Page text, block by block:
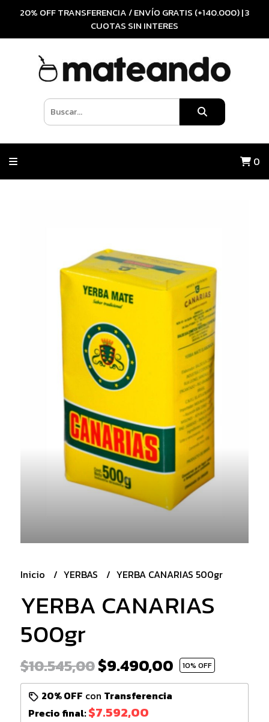
20% OFF TRANSFERENCIA / ENVÍO GRATIS (+140.000) | 3
CUOTAS SIN INTERES
0
Inicio YERBAS YERBA CANARIAS 500gr
YERBA CANARIAS
500gr
$10.545,00$9.490,00 10% OFF
20% OFF con Transferencia
Precio final:$7.592,00